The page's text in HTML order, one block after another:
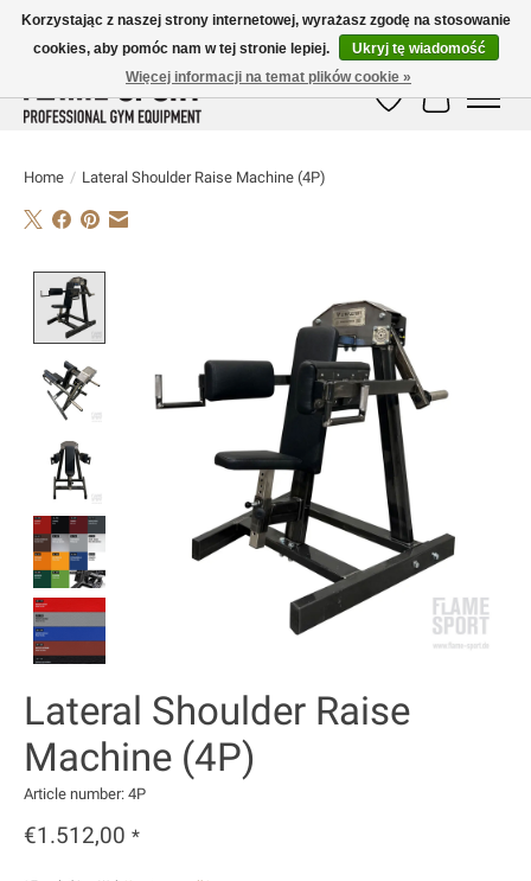
E-MAIL:info@flame-sport.deTEL.: +49 1525 9705 011
Lista życzeń
Koszyk
Home / Lateral Shoulder Raise Machine (4P)
Lateral Shoulder Raise
Machine (4P)
Article number: 4P
€1.512,00 *
Korzystając z naszej strony internetowej, wyrażasz zgodę na stosowanie
cookies, aby pomóc nam w tej stronie lepiej.
Ukryj tę wiadomość
Więcej informacji na temat plików cookie »